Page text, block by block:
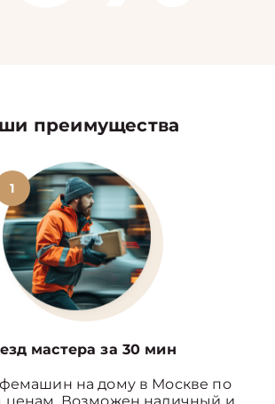
преимущества
1
мастера за 30 мин
на дому в Москве по